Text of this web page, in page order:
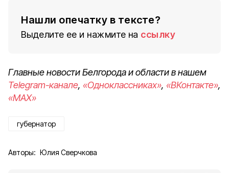
Нашли опечатку в тексте?
Выделите ее и нажмите на ссылку
Главные новости Белгорода и области в нашем
Telegram-канале, «Одноклассниках», «ВКонтакте»,
«MAX»
губернатор
Авторы: Юлия Сверчкова